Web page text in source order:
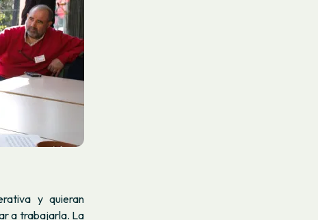
y quieran
a trabajarla. La